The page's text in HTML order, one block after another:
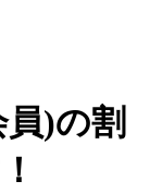
員)の割